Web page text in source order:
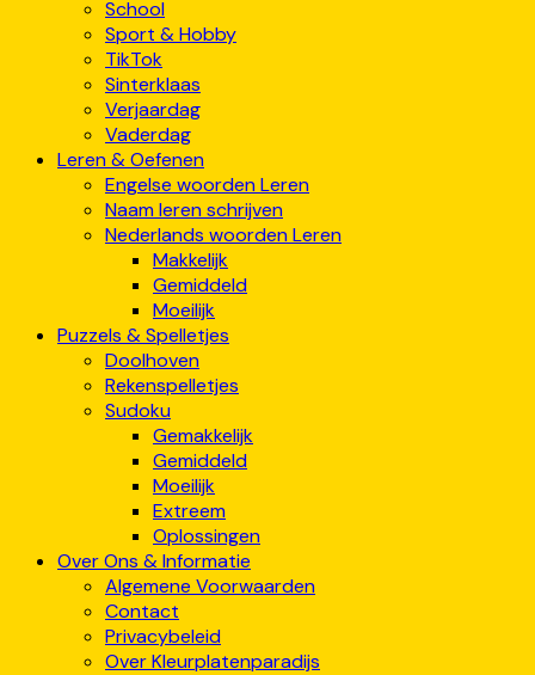
School
Sport & Hobby
TikTok
Sinterklaas
Verjaardag
Vaderdag
Leren & Oefenen
Engelse woorden Leren
Naam leren schrijven
Nederlands woorden Leren
Makkelijk
Gemiddeld
Moeilijk
Puzzels & Spelletjes
Doolhoven
Rekenspelletjes
Sudoku
Gemakkelijk
Gemiddeld
Moeilijk
Extreem
Oplossingen
Over Ons & Informatie
Algemene Voorwaarden
Contact
Privacybeleid
Over Kleurplatenparadijs